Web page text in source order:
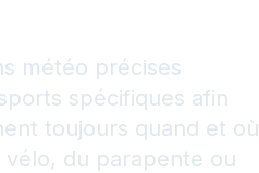
météo précises
spécifiques afin
toujours quand et où
du parapente ou